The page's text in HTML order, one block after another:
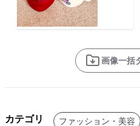
画像一括
カテゴリ ファッション・美容